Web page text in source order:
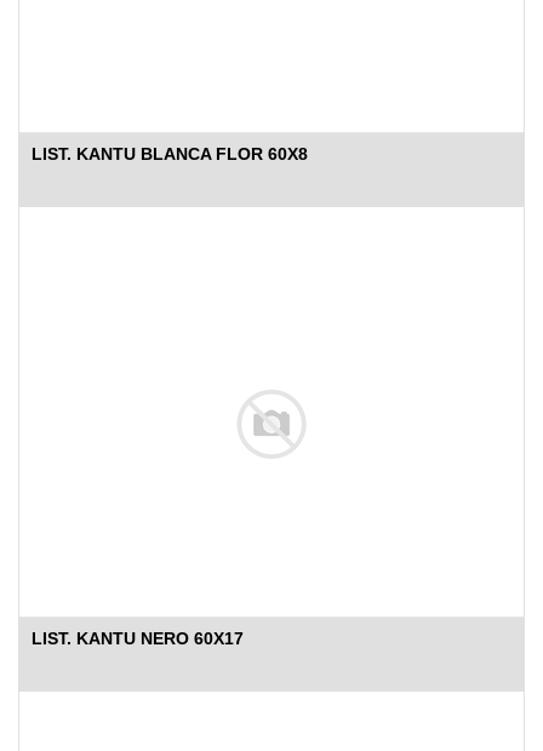
LIST. KANTU BLANCA FLOR 60X8
LIST. KANTU NERO 60X17